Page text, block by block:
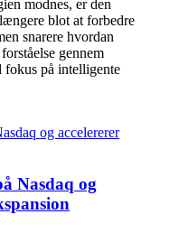
modnes, er den
blot at forbedre
snarere hvordan
gennem
fokus på intelligente
Nasdaq og